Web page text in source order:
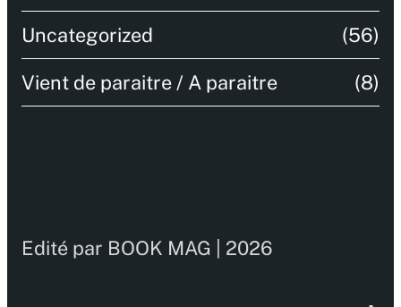
Uncategorized (56)
Vient de paraitre / A paraitre (8)
Edité par BOOK MAG | 2026